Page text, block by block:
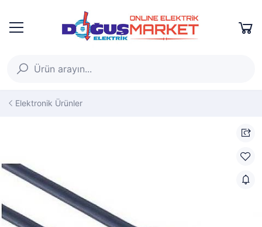
Elektronik Ürünler